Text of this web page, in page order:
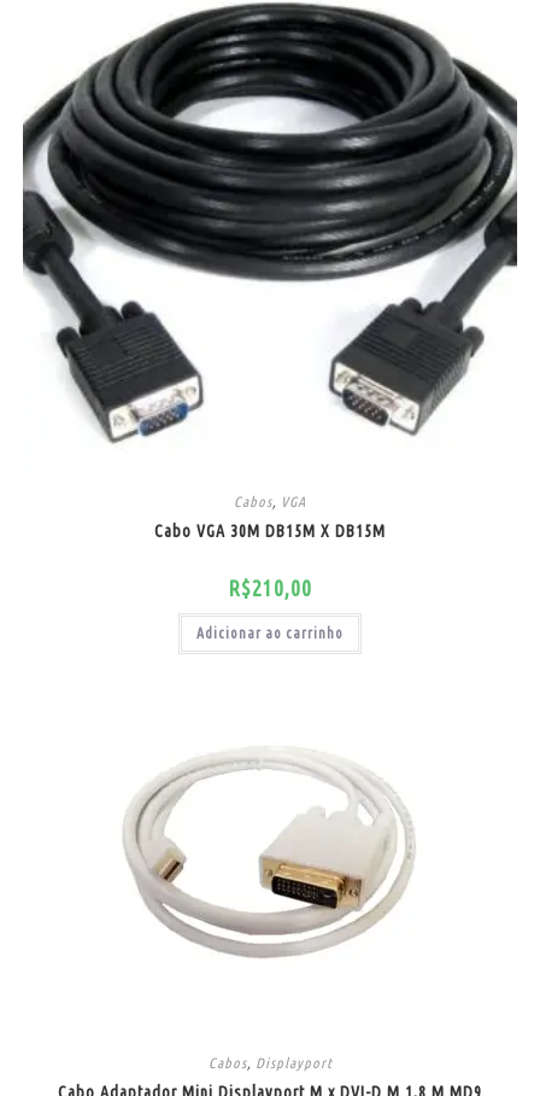
Cabos, VGA
Cabo VGA 30M DB15M X DB15M
R$210,00
Adicionar ao carrinho
Cabos, Displayport
Cabo Adaptador Mini Displayport M x DVI-D M 1,8 M MD9